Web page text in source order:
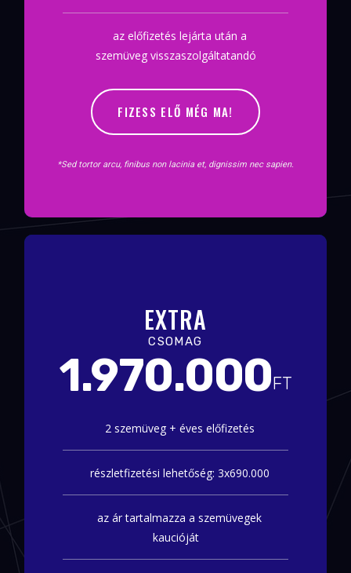
az előfizetés lejárta után a
szemüveg visszaszolgáltatandó
FIZESS ELŐ MÉG MA!
*Sed tortor arcu, finibus non lacinia et, dignissim nec sapien.
EXTRA
CSOMAG
1.970.000FT
2 szemüveg + éves előfizetés
részletfizetési lehetőség: 3x690.000
az ár tartalmazza a szemüvegek
kaucióját